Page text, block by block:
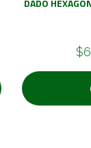
DADO